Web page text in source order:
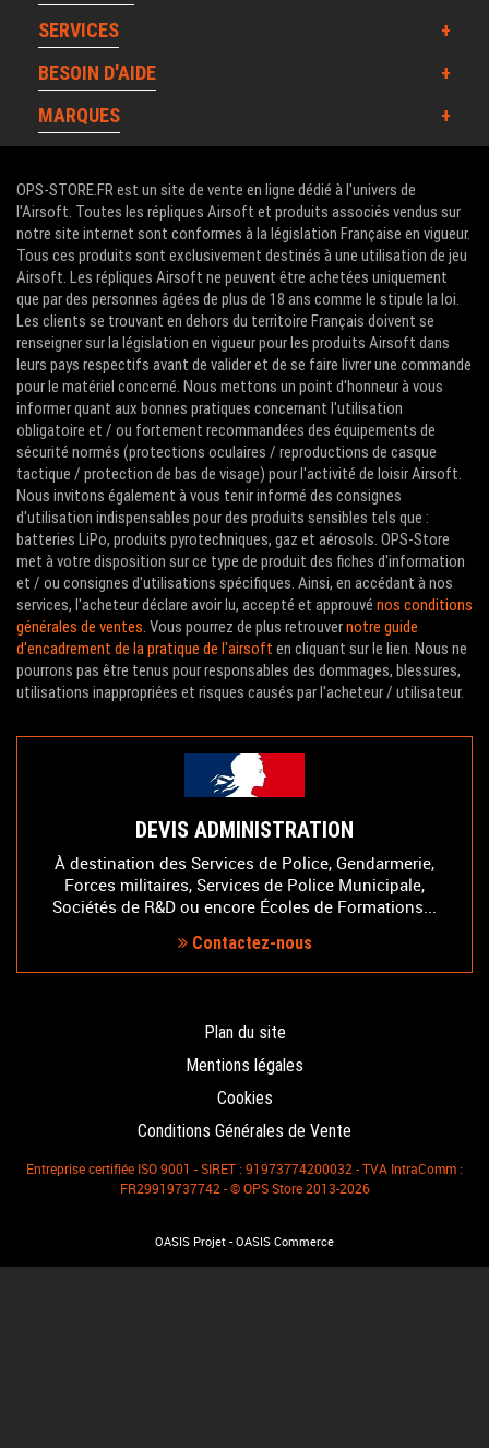
SERVICES
BESOIN D'AIDE
MARQUES
OPS-STORE.FR est un site de vente en ligne dédié à l'univers de
l'Airsoft. Toutes les répliques Airsoft et produits associés vendus sur
notre site internet sont conformes à la législation Française en vigueur.
Tous ces produits sont exclusivement destinés à une utilisation de jeu
Airsoft. Les répliques Airsoft ne peuvent être achetées uniquement
que par des personnes âgées de plus de 18 ans comme le stipule la loi.
Les clients se trouvant en dehors du territoire Français doivent se
renseigner sur la législation en vigueur pour les produits Airsoft dans
leurs pays respectifs avant de valider et de se faire livrer une commande
pour le matériel concerné. Nous mettons un point d'honneur à vous
informer quant aux bonnes pratiques concernant l'utilisation
obligatoire et / ou fortement recommandées des équipements de
sécurité normés (protections oculaires / reproductions de casque
tactique / protection de bas de visage) pour l'activité de loisir Airsoft.
Nous invitons également à vous tenir informé des consignes
d'utilisation indispensables pour des produits sensibles tels que :
batteries LiPo, produits pyrotechniques, gaz et aérosols. OPS-Store
met à votre disposition sur ce type de produit des fiches d'information
et / ou consignes d'utilisations spécifiques. Ainsi, en accédant à nos
services, l'acheteur déclare avoir lu, accepté et approuvé nos conditions
générales de ventes . Vous pourrez de plus retrouvernotre guide
d'encadrement de la pratique de l'airsoft en cliquant sur le lien. Nous ne
pourrons pas être tenus pour responsables des dommages, blessures,
utilisations inappropriées et risques causés par l'acheteur / utilisateur.
DEVIS ADMINISTRATION
À destination des Services de Police, Gendarmerie,
Forces militaires, Services de Police Municipale,
Sociétés de R&D ou encore Écoles de Formations...
Contactez-nous
Plan du site
Mentions légales
Cookies
Conditions Générales de Vente
Entreprise certifiée ISO 9001 - SIRET : 91973774200032 - TVA IntraComm :
FR29919737742 - © OPS Store 2013-2026
OASIS Projet - OASIS Commerce